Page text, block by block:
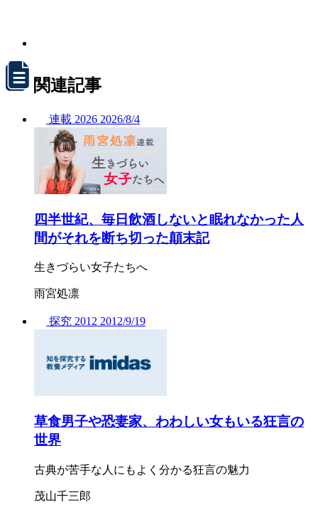
関連記事
連載 2026 2026/8/4
四半世紀、毎日飲酒しないと眠れなかった人
間がそれを断ち切った顛末記
生きづらい女子たちへ
雨宮処凛
探究 2012 2012/9/19
草食男子や恐妻家、わわしい女もいる狂言の
世界
古典が苦手な人にもよく分かる狂言の魅力
茂山千三郎